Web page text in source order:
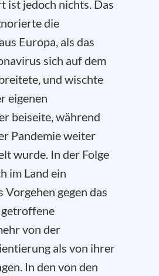
ist jedoch nichts. Das
die
Europa, als das
sich auf dem
und wischte
eigenen
beiseite, während
Pandemie weiter
wurde. In der Folge
im Land ein
gegen das
von der
als von ihrer
In den von den